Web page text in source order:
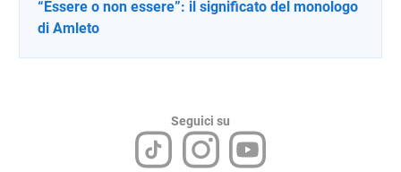
“Essere o non essere”: il significato del monologo
di Amleto
Seguici su